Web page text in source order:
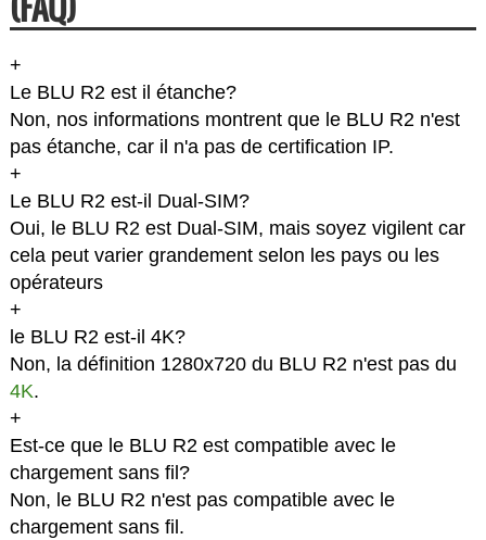
+
Le BLU R2 est il étanche?
Non, nos informations montrent que le BLU R2 n'est
pas étanche, car il n'a pas de certification IP.
+
Le BLU R2 est-il Dual-SIM?
Oui, le BLU R2 est Dual-SIM, mais soyez vigilent car
cela peut varier grandement selon les pays ou les
opérateurs
+
le BLU R2 est-il 4K?
Non, la définition 1280x720 du BLU R2 n'est pas du
4K.
+
Est-ce que le BLU R2 est compatible avec le
chargement sans fil?
Non, le BLU R2 n'est pas compatible avec le
chargement sans fil.